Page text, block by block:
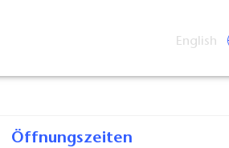
English
Öffnungszeiten